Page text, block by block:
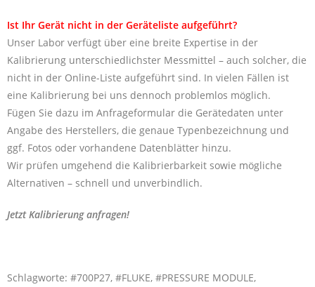
Ist Ihr Gerät nicht in der Geräteliste aufgeführt?
Unser Labor verfügt über eine breite Expertise in der
Kalibrierung unterschiedlichster Messmittel – auch solcher, die
nicht in der Online-Liste aufgeführt sind. In vielen Fällen ist
eine Kalibrierung bei uns dennoch problemlos möglich.
Fügen Sie dazu im Anfrageformular die Gerätedaten unter
Angabe des Herstellers, die genaue Typenbezeichnung und
ggf. Fotos oder vorhandene Datenblätter hinzu.
Wir prüfen umgehend die Kalibrierbarkeit sowie mögliche
Alternativen – schnell und unverbindlich.
Jetzt Kalibrierung anfragen!
Schlagworte: #700P27, #FLUKE, #PRESSURE MODULE,